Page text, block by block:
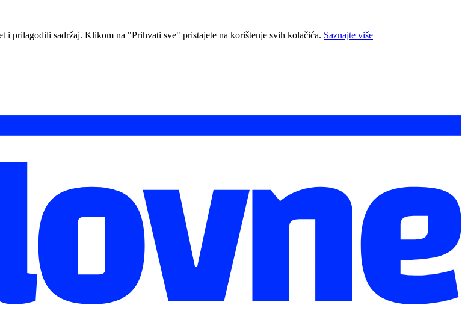
i prilagodili sadržaj. Klikom na "Prihvati sve" pristajete na korištenje svih kolačića. Saznajte više